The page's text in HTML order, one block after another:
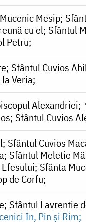
Mesip
cu el Sfântul
Petru
Sfântul Cuvios
Veria
Alexandriei
Sfântul Cuvios
Sfântul Cuvios
Sfântul Meletie
Sfânta
de Corfu
Sfântul Lavrentie
In, Pin și Rim